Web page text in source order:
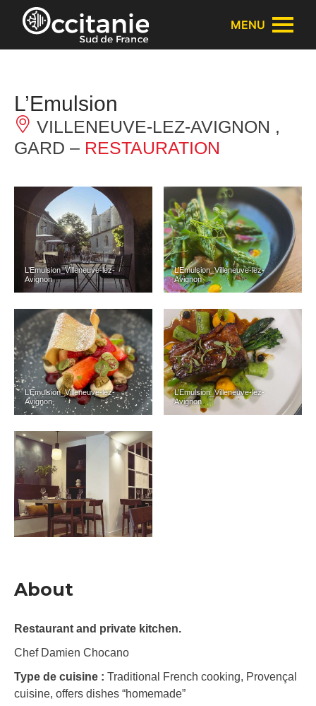
Cookies management panel
MENU
L’Emulsion
VILLENEUVE-LEZ-AVIGNON ,
GARD – RESTAURATION
L’Emulsion_Villeneuve-lez-
Avignon
L’Emulsion_Villeneuve-lez-
Avignon
L’Emulsion_Villeneuve-lez-
Avignon
L’Emulsion_Villeneuve-lez-
Avignon
About
Restaurant and private kitchen.
Chef Damien Chocano
Type de cuisine : Traditional French cooking, Provençal
cuisine, offers dishes “homemade”